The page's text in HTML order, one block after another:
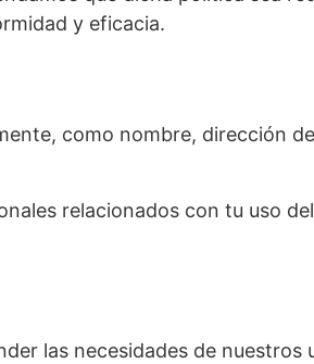
y eficacia.
como nombre, dirección
relacionados con tu uso
las necesidades de